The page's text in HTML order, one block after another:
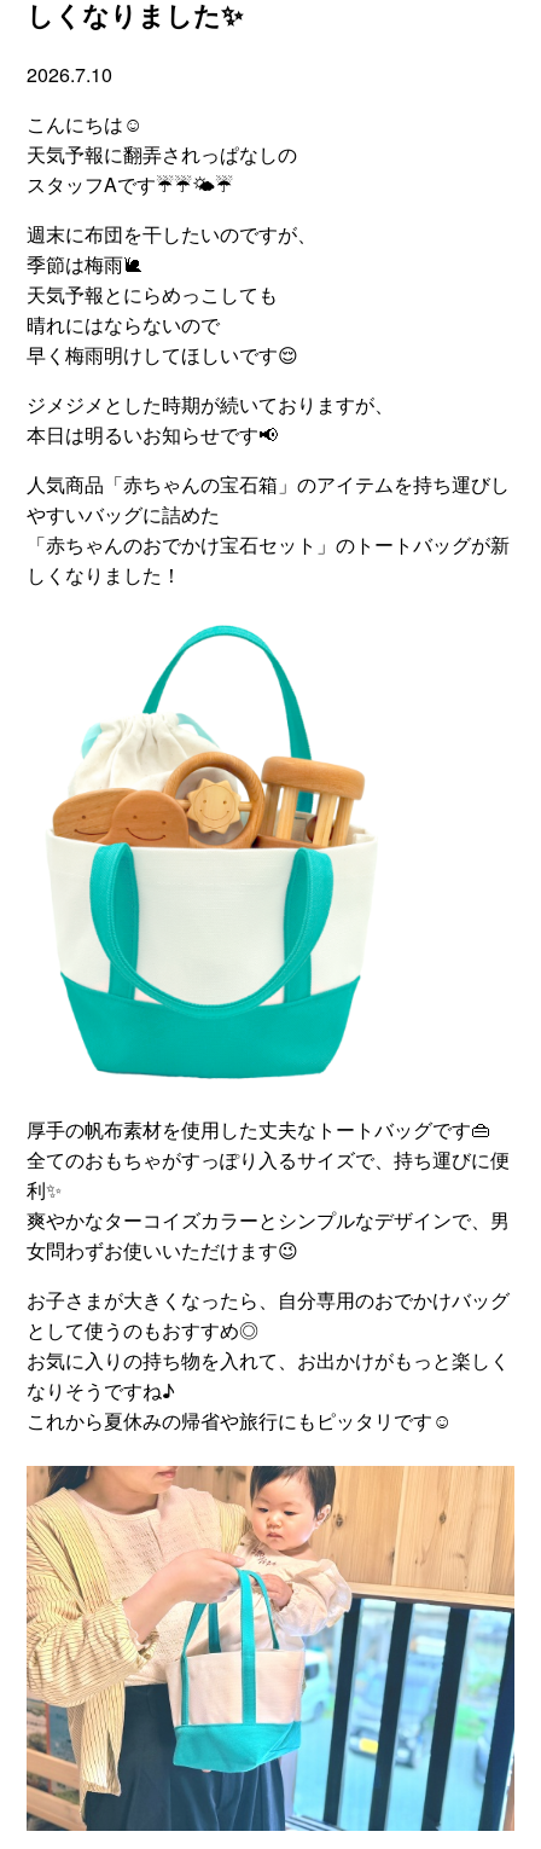
しくなりました✨
2026.7.10
こんにちは☺
天気予報に翻弄されっぱなしの
スタッフAです☔☔🌤☔
週末に布団を干したいのですが、
季節は梅雨🐌
天気予報とにらめっこしても
晴れにはならないので
早く梅雨明けしてほしいです😌
ジメジメとした時期が続いておりますが、
本日は明るいお知らせです📢
人気商品「赤ちゃんの宝石箱」のアイテムを持ち運びし
やすいバッグに詰めた
「赤ちゃんのおでかけ宝石セット」のトートバッグが新
しくなりました！
厚手の帆布素材を使用した丈夫なトートバッグです👜
全てのおもちゃがすっぽり入るサイズで、持ち運びに便
利✨
爽やかなターコイズカラーとシンプルなデザインで、男
女問わずお使いいただけます😉
お子さまが大きくなったら、自分専用のおでかけバッグ
として使うのもおすすめ◎
お気に入りの持ち物を入れて、お出かけがもっと楽しく
なりそうですね♪
これから夏休みの帰省や旅行にもピッタリです☺